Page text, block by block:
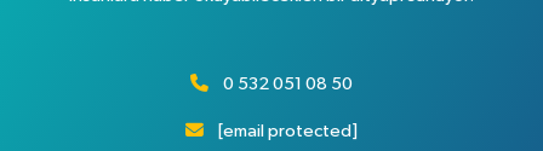
0 532 051 08 50
[email protected]